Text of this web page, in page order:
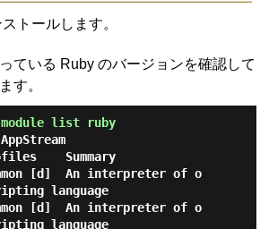
トールします。
ている Ruby のバージョンを確認して
す。
list ruby
Summary
[d]  An interpreter of o
language
[d]  An interpreter of o
language